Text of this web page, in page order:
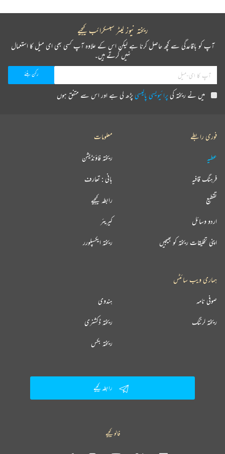
ریختہ نیوز لیٹر سبسکرائب کیجیے
آپ کو باقاعدگی سے کچھ حاصل کرنا ہے لیکن اس کے علاوہ آپ کسی بھی ای میل کا استعمال
نہیں کرتے ہیں۔
میں نے ریختہ کیپرائیویسی پالیسیپڑھ لی ہے اور اس سے متفق ہوں
فوری رابطے
عطیہ
فرہنگ قافیہ
تقطیع
اردو وسائل
اپنی تخلیقات ریختہ کو بھیجیں
معلومات
ریختہ فاؤنڈیشن
بانی : تعارف
رابطہ کیجیے
کیریئر
ریختہ ایکسپلورر
ہماری ویب سائٹس
ہندوی صوفی نامہ
ریختہ ڈکشنری ریختہ لرننگ
ریختہ بکس
رابطہ کیجیے
فالو کیجیے